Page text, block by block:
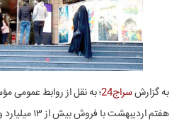
به گزارشسراج24
؛ به نقل از روابط عمومی